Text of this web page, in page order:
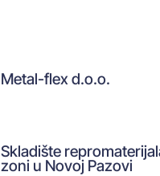
Metal-flex d.o.o.
Skladište
zoni u Novoj Pazovi